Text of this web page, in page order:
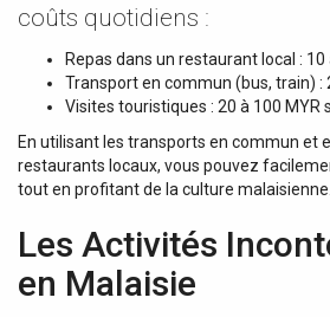
coûts quotidiens :
Repas dans un restaurant local : 10
Transport en commun (bus, train) :
Visites touristiques : 20 à 100 MYR
En utilisant les transports en commun et
restaurants locaux, vous pouvez
tout en profitant de la culture malaisienne.
Les Activités
en Malaisie